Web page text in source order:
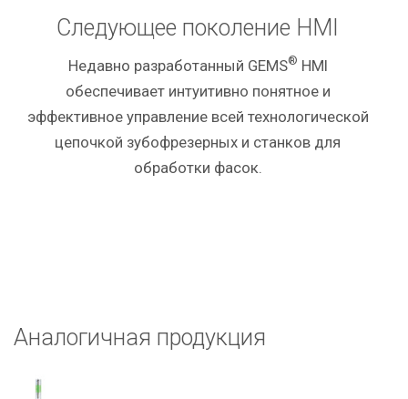
Следующее поколение HMI
Недавно разработанный GEMS® HMI
обеспечивает интуитивно понятное и
эффективное управление всей технологической
цепочкой зубофрезерных и станков для
обработки фасок.
Аналогичная продукция